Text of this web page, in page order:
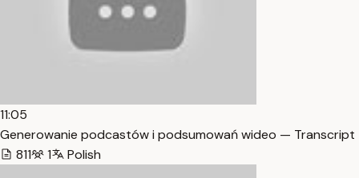
11:05
Generowanie podcastów i podsumowań wideo — Transcript
811
1 Polish